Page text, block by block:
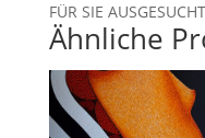
FÜR SIE AUSGESUCHT
Ähnliche